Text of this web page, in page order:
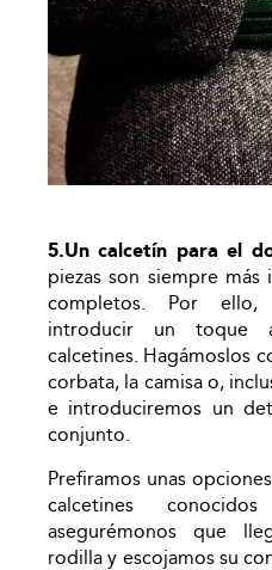
5.Un calcetín para el
piezas son siempre
completos. Por ello,
introducir un toque
calcetines. Hagámoslos
corbata, la camisa o,
e introduciremos un
conjunto.
Prefiramos unas
calcetines
asegurémonos que
rodilla y escojamos su